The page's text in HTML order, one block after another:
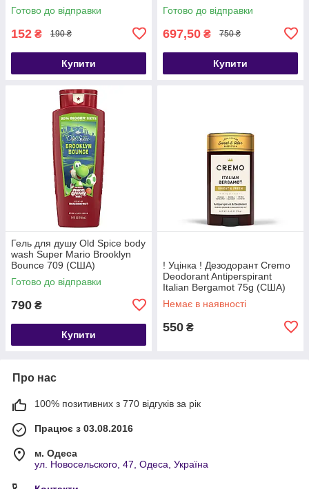
Готово до відправки
152 ₴ 190 ₴
Купити
Готово до відправки
697,50 ₴ 750 ₴
Купити
Гель для душу Old Spice body
wash Super Mario Brooklyn
Bounce 709 (США)
Готово до відправки
790 ₴
Купити
! Уцінка ! Дезодорант Cremo
Deodorant Antiperspirant
Italian Bergamot 75g (США)
Немає в наявності
550 ₴
Про нас
100% позитивних з 770 відгуків за рік
Працює з 03.08.2016
м. Одеса
ул. Новосельского, 47, Одеса, Україна